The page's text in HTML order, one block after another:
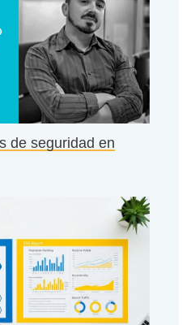
de seguridad en